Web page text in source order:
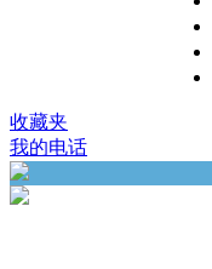
收藏夹
我的电话